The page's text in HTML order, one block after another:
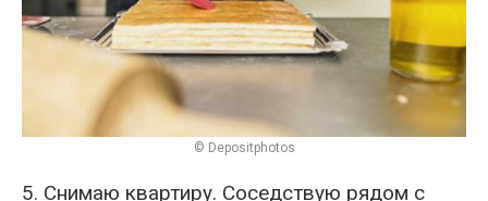
© Depositphotos
5. Снимаю квартиру. Соседствую рядом с